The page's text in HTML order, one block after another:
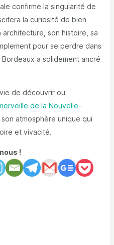
confirme la singularité de
la curiosité de bien
architecture, son histoire, sa
pour se perdre dans
a solidement ancré
de découvrir ou
de la Nouvelle-
atmosphère unique qui
et vivacité.
!